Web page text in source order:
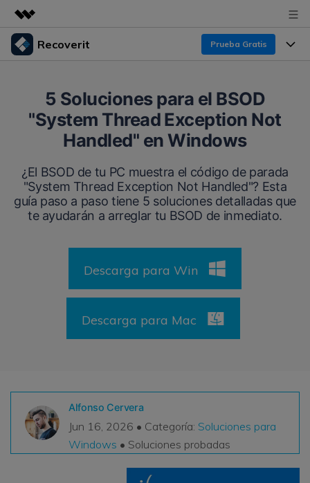
Productos destacados
Utilidades
Empresas
Resumen
Quiénes somos
Sala de prensa
Tienda
Recoverit Prueba Gratis
Recoverit para Windows
Pruébalo Gratis
Recoverit para Mac
Recupera datos ilimitados del sistema Mac
Pruébalo Gratis
Funciones
Recuperar Medios Borrados
Soluciones de Recuperación Exclusivas Nuevo
VER TODAS LAS FUNCIONES
Recursos
Por qué Recoverit
Historias de Clientes
DESCARGAR
5 Soluciones para el BSOD
"System Thread Exception Not
Handled" en Windows
¿El BSOD de tu PC muestra el código de parada
"System Thread Exception Not Handled"? Esta
guía paso a paso tiene 5 soluciones detalladas que
te ayudarán a arreglar tu BSOD de inmediato.
Descarga para Win
Descarga para Mac
Alfonso Cervera
Jun 16, 2026 • Categoría: Soluciones para
Windows • Soluciones probadas